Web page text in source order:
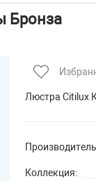
Бронза
Люстра Citilux
Коллекция: